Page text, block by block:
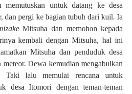
memutuskan untuk datang ke desa
dan pergi ke bagian tubuh dari kuil. Ia
Mitsuha dan memohon kepada
kembali dengan Mitsuha, hal ini
Mitsuha dan penduduk desa
Dewa kemudian mengabulkan
Taki lalu memulai rencana untuk
desa Itomori dengan teman-teman